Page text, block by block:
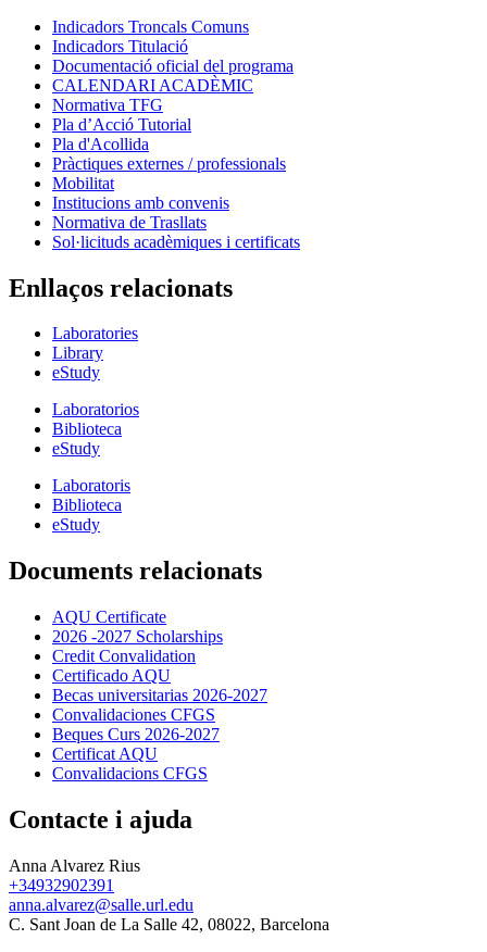
Indicadors Troncals Comuns
Indicadors Titulació
Documentació oficial del programa
CALENDARI ACADÈMIC
Normativa TFG
Pla d’Acció Tutorial
Pla d'Acollida
Pràctiques externes / professionals
Mobilitat
Institucions amb convenis
Normativa de Trasllats
Sol·licituds acadèmiques i certificats
Enllaços relacionats
Laboratories
Library
eStudy
Laboratorios
Biblioteca
eStudy
Laboratoris
Biblioteca
eStudy
Documents relacionats
AQU Certificate
2026 -2027 Scholarships
Credit Convalidation
Certificado AQU
Becas universitarias 2026-2027
Convalidaciones CFGS
Beques Curs 2026-2027
Certificat AQU
Convalidacions CFGS
Contacte i ajuda
Anna Alvarez Rius
+34932902391
anna.alvarez@salle.url.edu
C. Sant Joan de La Salle 42, 08022, Barcelona